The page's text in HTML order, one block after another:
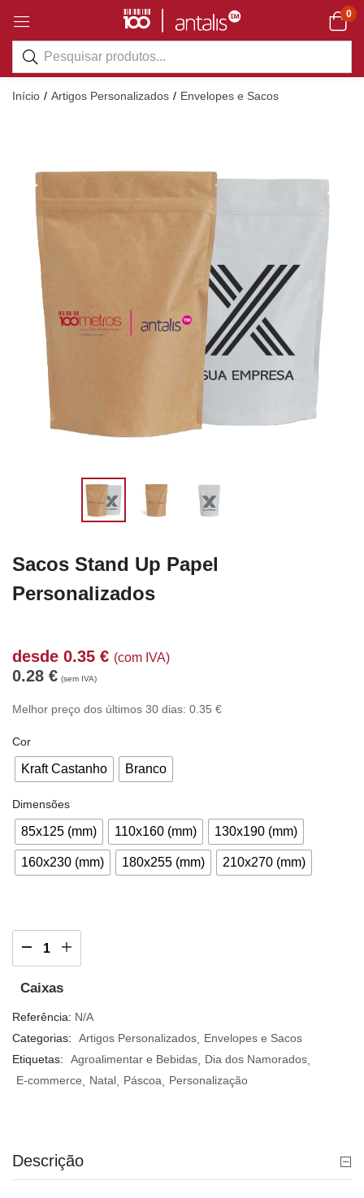
0
Início Artigos Personalizados Envelopes e Sacos
Sacos Stand Up Papel
Personalizados
desde 0.35 € (com IVA)
0.28 € (sem IVA)
Melhor preço dos últimos 30 dias: 0.35 €
Cor
Kraft Castanho Branco
Dimensões
85x125 (mm) 110x160 (mm) 130x190 (mm)
160x230 (mm) 180x255 (mm) 210x270 (mm)
Caixas
Referência: N/A
Categorias:
Artigos Personalizados
Envelopes e Sacos
Etiquetas:
Agroalimentar e Bebidas
Dia dos Namorados
E-commerce
Natal Páscoa Personalização
Descrição